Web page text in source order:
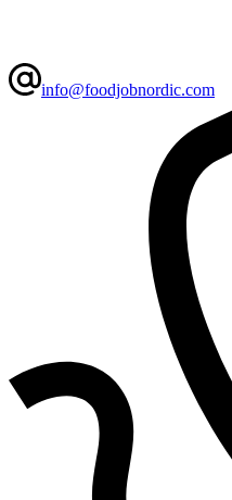
info@foodjobnordic.com